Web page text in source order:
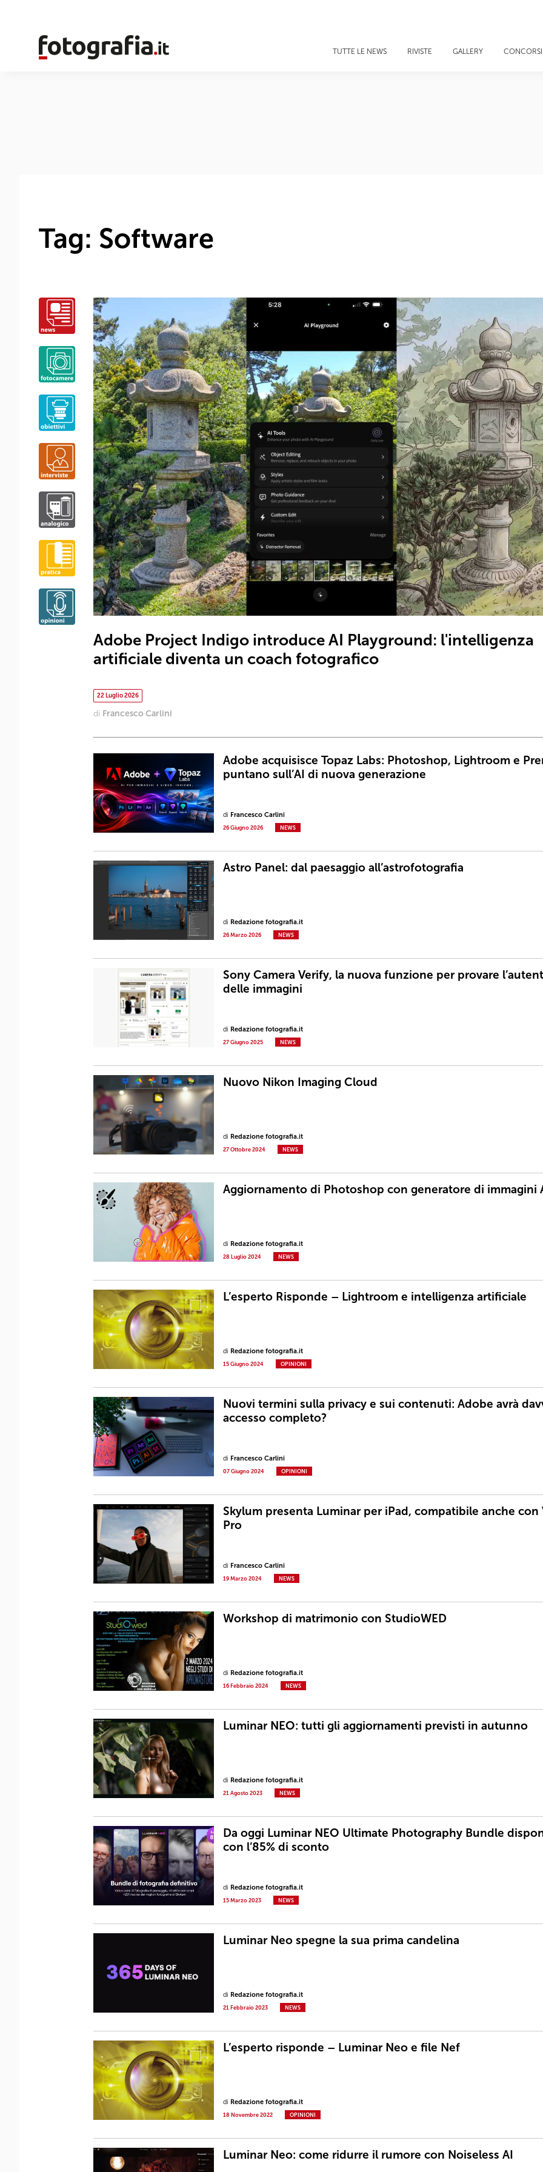
TUTTE LE NEWS RIVISTE GALLERY CONCORSI
Tag: Software
Adobe Project Indigo introduce AI Playground: l'intelligenza
artificiale diventa un coach fotografico
22 Luglio 2026
di Francesco Carlini
Adobe acquisisce Topaz Labs: Photoshop, Lightroom e
puntano sull’AI di nuova generazione
di Francesco Carlini
26 Giugno 2026 NEWS
Astro Panel: dal paesaggio all’astrofotografia
di Redazione fotografia.it
26 Marzo 2026 NEWS
Sony Camera Verify, la nuova funzione per provare
delle immagini
di Redazione fotografia.it
27 Giugno 2025 NEWS
Nuovo Nikon Imaging Cloud
di Redazione fotografia.it
27 Ottobre 2024 NEWS
Aggiornamento di Photoshop con generatore di immagini
di Redazione fotografia.it
28 Luglio 2024 NEWS
L’esperto Risponde – Lightroom e intelligenza artificiale
di Redazione fotografia.it
15 Giugno 2024 OPINIONI
Nuovi termini sulla privacy e sui contenuti: Adobe avrà
accesso completo?
di Francesco Carlini
07 Giugno 2024 OPINIONI
Skylum presenta Luminar per iPad, compatibile anche con
Pro
di Francesco Carlini
19 Marzo 2024 NEWS
Workshop di matrimonio con StudioWED
di Redazione fotografia.it
16 Febbraio 2024 NEWS
Luminar NEO: tutti gli aggiornamenti previsti in autunno
di Redazione fotografia.it
21 Agosto 2023 NEWS
Da oggi Luminar NEO Ultimate Photography Bundle
con l’85% di sconto
di Redazione fotografia.it
15 Marzo 2023 NEWS
Luminar Neo spegne la sua prima candelina
di Redazione fotografia.it
21 Febbraio 2023 NEWS
L’esperto risponde – Luminar Neo e file Nef
di Redazione fotografia.it
18 Novembre 2022 OPINIONI
Luminar Neo: come ridurre il rumore con Noiseless AI